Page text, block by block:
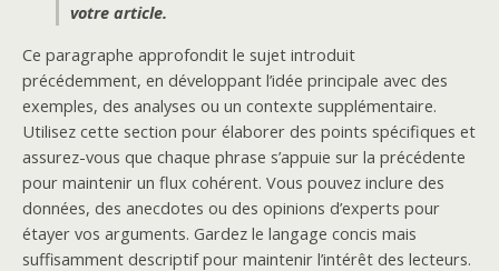
votre article.
Ce paragraphe approfondit le sujet introduit
précédemment, en développant l’idée principale avec des
exemples, des analyses ou un contexte supplémentaire.
Utilisez cette section pour élaborer des points spécifiques et
assurez-vous que chaque phrase s’appuie sur la précédente
pour maintenir un flux cohérent. Vous pouvez inclure des
données, des anecdotes ou des opinions d’experts pour
étayer vos arguments. Gardez le langage concis mais
suffisamment descriptif pour maintenir l’intérêt des lecteurs.